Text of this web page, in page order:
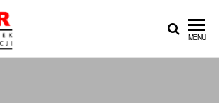
Ośrodek
MENU